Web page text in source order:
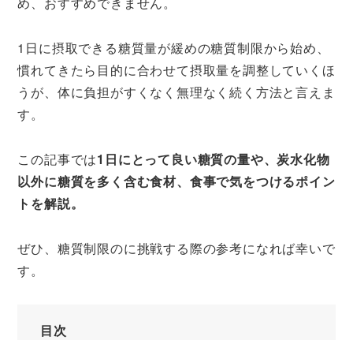
1日に摂取できる糖質量が緩めの糖質制限から始め、
慣れてきたら目的に合わせて摂取量を調整していくほ
うが、体に負担がすくなく無理なく続く方法と言えま
す。
この記事では1日にとって良い糖質の量や、炭水化物
以外に糖質を多く含む食材、食事で気をつけるポイン
トを解説。
ぜひ、糖質制限のに挑戦する際の参考になれば幸いで
す。
目次